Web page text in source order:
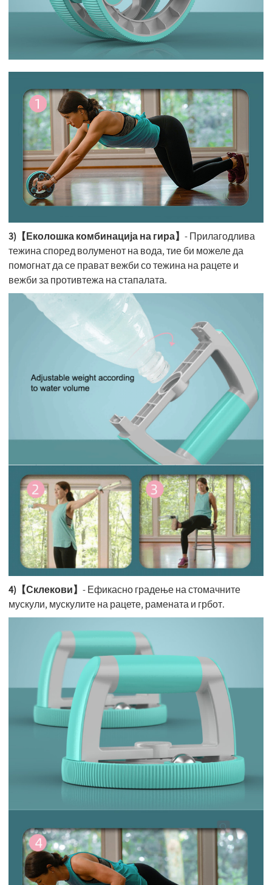
3)【Еколошка комбинација на гира】- Прилагодлива
тежина според волуменот на вода, тие би можеле да
помогнат да се прават вежби со тежина на рацете и
вежби за противтежа на стапалата.
4)【Склекови】- Ефикасно градење на стомачните
мускули, мускулите на рацете, рамената и грбот.